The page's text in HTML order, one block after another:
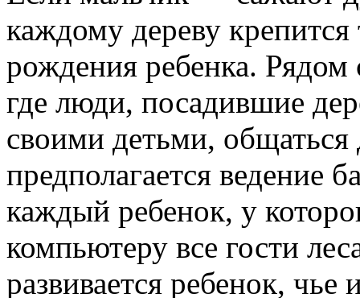
каждому дереву
рождения ребенка. Рядом
где люди, посадившие
своими детьми, общаться
предполагается ведение
каждый ребенок, у
компьютеру все гости
развивается ребенок,